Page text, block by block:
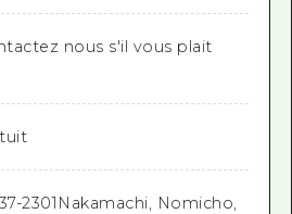
nous s'il vous plait
2301 Nakamachi, Nomicho,